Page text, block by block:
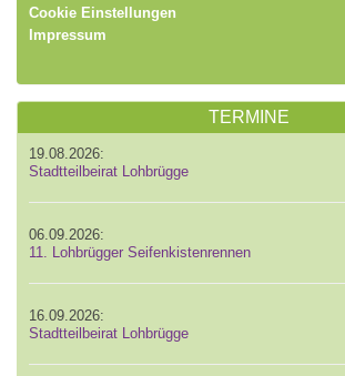
Cookie Einstellungen
Impressum
TERMINE
19.08.2026:
Stadtteilbeirat Lohbrügge
06.09.2026:
11. Lohbrügger Seifenkistenrennen
16.09.2026:
Stadtteilbeirat Lohbrügge